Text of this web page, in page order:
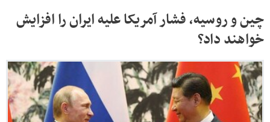
چین و روسیه، فشار آمریکا علیه ایران را افزایش
خواهند داد؟